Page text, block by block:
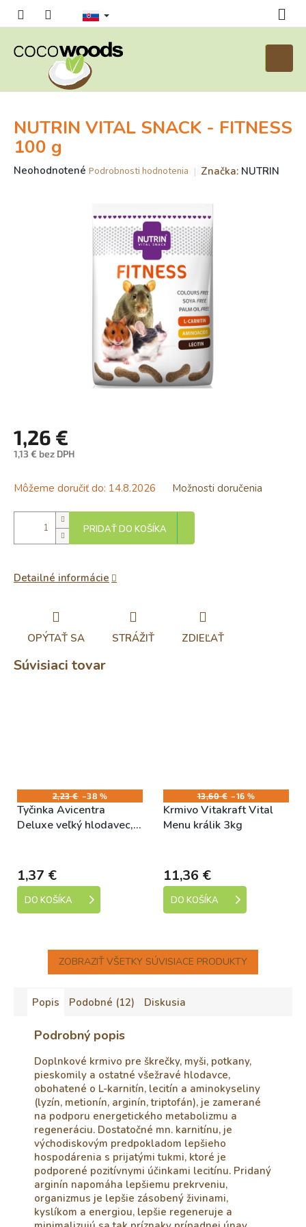
košík
NUTRIN VITAL SNACK - FITNESS
100 g
Priemerné
Neohodnotené Podrobnosti hodnotenia Značka: NUTRIN
1,26 €
1,13 € bez DPH
cena:
Môžeme doručiť do: 14.8.2026 Možnosti doručenia
PRIDAŤ DO KOŠÍKA
Detailné informácie
OPÝTAŤ SA STRÁŽIŤ ZDIEĽAŤ
Súvisiaci tovar
2,23 € –38 %
Tyčinka Avicentra
Deluxe veľký hlodavec,
1,37 €
DO KOŠÍKA
13,60 € –16 %
Krmivo Vitakraft Vital
Menu králik 3kg
11,36 €
DO KOŠÍKA
ZOBRAZIŤ VŠETKY SÚVISIACE PRODUKTY
Popis Podobné (12) Diskusia
Podrobný popis
Doplnkové krmivo pre škrečky, myši, potkany,
pieskomily a ostatné všežravé hlodavce,
obohatené o L-karnitín, lecitín a aminokyseliny
(lyzín, metionín, arginín, triptofán), je zamerané
na podporu energetického metabolizmu a
regeneráciu. Dostatočné mn. karnitínu, je
východiskovým predpokladom lepšieho
hospodárenia s prijatými tukmi, ktoré je
podporené pozitívnymi účinkami lecitínu. Pridaný
arginín napomáha lepšiemu prekrveniu,
organizmus je lepšie zásobený živinami,
kyslíkom a energiou, lepšie regeneruje a